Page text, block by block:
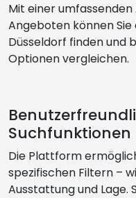
Mit einer
Angeboten können
Düsseldorf finden und
Optionen vergleichen.
Suchfunktionen
Die Plattform
spezifischen Filtern –
Ausstattung und Lage.